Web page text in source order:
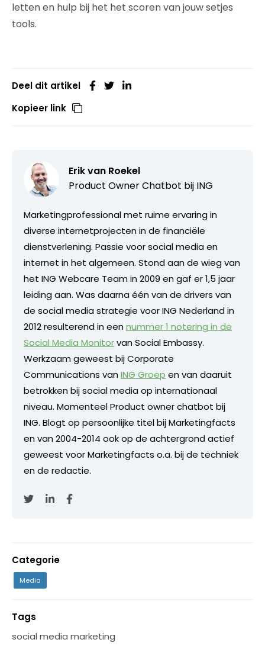
letten en hulp bij het het scoren van jouw setjes
tools.
Deel dit artikel
Kopieer link
Erik van Roekel
Product Owner Chatbot bij ING
Marketingprofessional met ruime ervaring in
diverse internetprojecten in de financiële
dienstverlening. Passie voor social media en
internet in het algemeen. Stond aan de wieg van
het ING Webcare Team in 2009 en gaf er 1,5 jaar
leiding aan. Was daarna één van de drivers van
de social media strategie voor ING Nederland in
2012 resulterend in eennummer 1 notering in de
Social Media Monitorvan Social Embassy.
Werkzaam geweest bij Corporate
Communications vanING Groep en van daaruit
betrokken bij social media op internationaal
niveau. Momenteel Product owner chatbot bij
ING. Blogt op persoonlijke titel bij Marketingfacts
en van 2004-2014 ook op de achtergrond actief
geweest voor Marketingfacts o.a. bij de techniek
en de redactie.
Categorie
Media
Tags
social media marketing